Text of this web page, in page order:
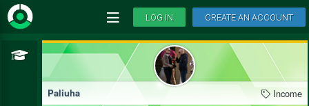
LOG IN CREATE AN ACCOUNT
Paliuha Income